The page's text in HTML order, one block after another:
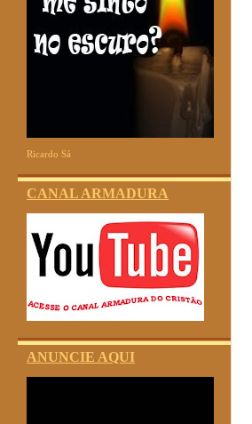
Ricardo Sá
CANAL ARMADURA
ANUNCIE AQUI